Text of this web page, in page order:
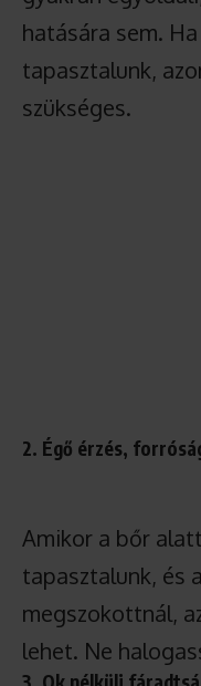
hatására sem.
tapasztalunk,
szükséges.
2. Égő érzés,
Amikor a bőr
tapasztalunk, és
megszokottnál,
lehet. Ne